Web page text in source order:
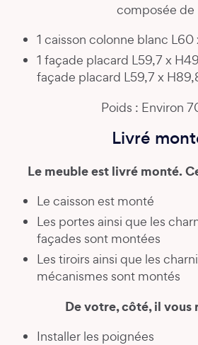
composée de
1 caisson colonne blanc
1 façade placard L59,7 x
façade placard L59,7 x
Poids : Environ
Livré
Le meuble est livré monté.
Le caisson est monté
Les portes ainsi que les
façades sont montées
Les tiroirs ainsi que les
mécanismes sont montés
De votre, côté, il vous
Installer les poignées